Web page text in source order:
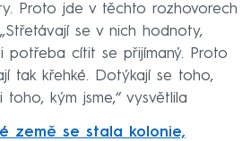
Proto jde v těchto rozhovorech
se v nich hodnoty,
potřeba cítit se přijímaný. Proto
tak křehké. Dotýkají se toho,
kým jsme,“ vysvětlila
země se stala kolonie,